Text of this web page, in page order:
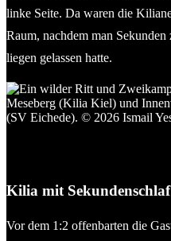
linke Seite. Da waren die
Raum, nachdem man
liegen gelassen hatte.
Kilia mit
Vor dem 1:2 offenbarten die